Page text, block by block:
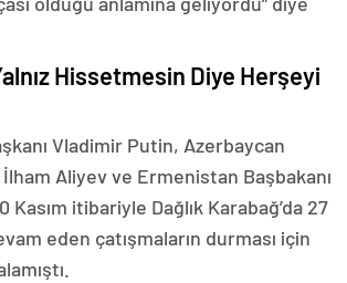
Hissetmesin Diye Herşeyi
Vladimir Putin, Azerbaycan
Aliyev ve Ermenistan Başbakanı
Kasım itibariyle Dağlık Karabağ’da 27
eden çatışmaların durması için